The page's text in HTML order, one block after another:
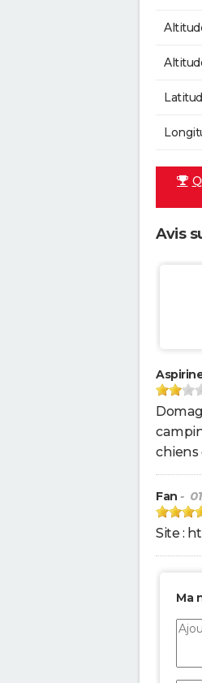
Avis
chiens
Fan -
Site :
Ma